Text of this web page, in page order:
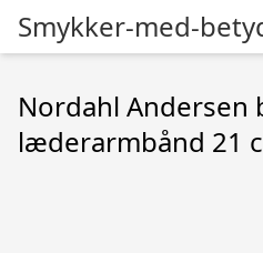
Smykker-med-
Nordahl Andersen
læderarmbånd 21